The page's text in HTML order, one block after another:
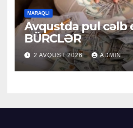
MARAQLI
Avqustda pul cəlb
BÜRCLƏR
2 AVQUST 2026 ADMIN